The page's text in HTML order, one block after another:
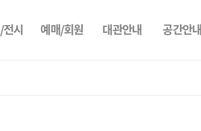
시 예매/회원 대관안내 공간안내